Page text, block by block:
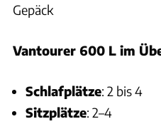
Gepäck
Vantourer 600 L im
Schlafplätze: 2 bis 4
Sitzplätze: 2–4